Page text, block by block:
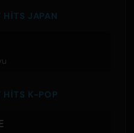
HITS JAPAN
HITS K-POP